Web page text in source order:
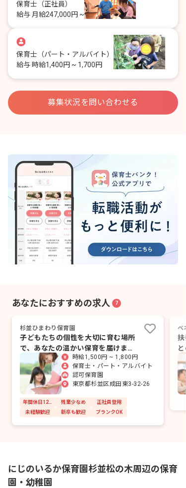
保育士 （正社員）
給与 月給247,000円 ~
保育士 （パート・アルバイト）
給与 時給1,400円 ~ 1,700円
募集状況を問い合わせる
あなたにおすすめの求人 7
杉並ひまわり保育園
子どもたちの個性を大切に育む場所
で、あなたの温かい保育を届けませ
んか？
時給1,500円 ~ 1,800円
保育士・パート・アルバイト
認可保育園
東京都杉並区成田東3-32-26
残業少なめ
正社員登用
未経験歓迎
新卒も歓迎 ブランクOK
ベ
にじのいるか保育園杉並松の木周辺の保育
園・幼稚園